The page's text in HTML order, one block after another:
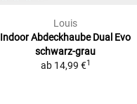
Louis
Indoor Abdeckhaube Dual Evo
schwarz-grau
ab 14,99 €1